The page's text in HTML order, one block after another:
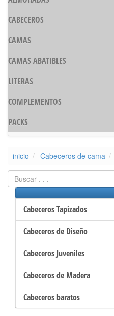
CABECEROS
CAMAS
CAMAS ABATIBLES
LITERAS
COMPLEMENTOS
PACKS
inicio Cabeceros de cama
Cabeceros Tapizados
Cabeceros de Diseño
Cabeceros Juveniles
Cabeceros de Madera
Cabeceros baratos